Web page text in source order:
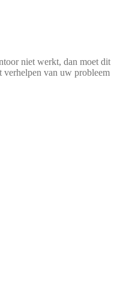
niet werkt, dan moet dit
van uw probleem